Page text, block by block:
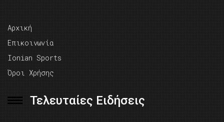
Αρχική
Επικοινωνία
Ionian Sports
Όροι Χρήσης
Τελευταίες Ειδήσεις